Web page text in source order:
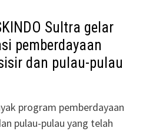
Sultra gelar
pemberdayaan
dan pulau-pulau
program pemberdayaan
pulau-pulau yang telah